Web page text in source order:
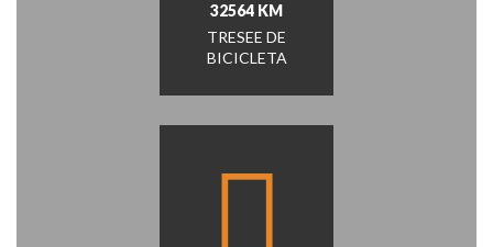
32564 KM
TRESEE DE
BICICLETA